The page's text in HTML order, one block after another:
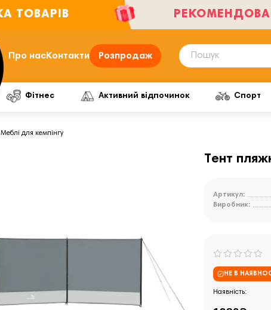
ТОВАРІВ
Про насКонтакти Розпродаж
Фітнес Активний відпочинок Спорт
Меблі для кемпінгу
Тент
Артикул:
Виробник:
НЕ В